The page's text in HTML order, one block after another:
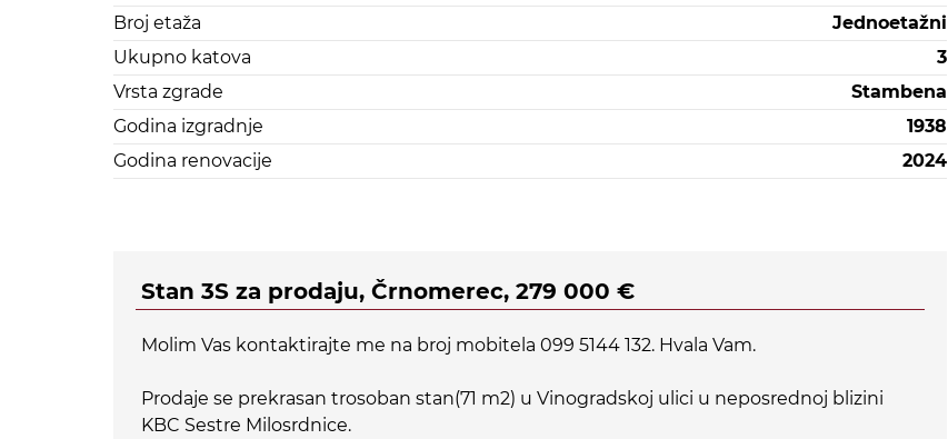
Broj etaža
Jednoetažni
Ukupno katova
3
Vrsta zgrade
Stambena
Godina izgradnje
1938
Godina renovacije
2024
Stan 3S za prodaju, Črnomerec, 279 000 €
Molim Vas kontaktirajte me na broj mobitela 099 5144 132. Hvala Vam.
Prodaje se prekrasan trosoban stan(71 m2) u Vinogradskoj ulici u neposrednoj blizini
KBC Sestre Milosrdnice.